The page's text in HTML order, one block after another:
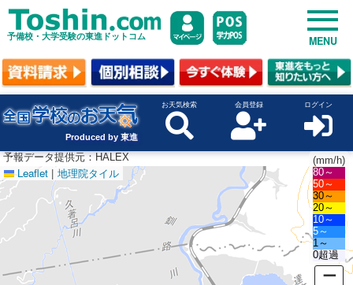
予備校・大学受験の東進ドットコム MENU
Produced by 東進
お天気検索 会員登録 ログイン
Leaflet | 地理院タイル
(mm/h)
80～
50～
30～
20～
10～
5～
1～
0超過
ー
予報データ提供元：HALEX